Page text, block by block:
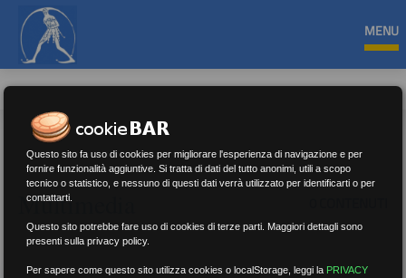
MENU
Multimedia
Questo sito fa uso di cookies per migliorare l'esperienza di navigazione e per
fornire funzionalità aggiuntive. Si tratta di dati del tutto anonimi, utili a scopo
tecnico o statistico, e nessuno di questi dati verrà utilizzato per identificarti o per
contattarti.
Questo sito potrebbe fare uso di cookies di terze parti. Maggiori dettagli sono
presenti sulla privacy policy.
Per sapere come questo sito utilizza cookies o localStorage, leggi la PRIVACY